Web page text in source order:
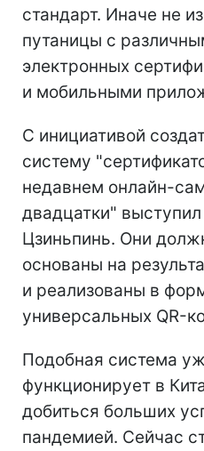
стандарт. Иначе не
путаницы с
электронных
и мобильными
С инициативой
систему
недавнем онлайн-
двадцатки"
Цзиньпинь. Они
основаны на
и реализованы в
универсальных QR-
Подобная система
функционирует в
добиться больших
пандемией. Сейчас